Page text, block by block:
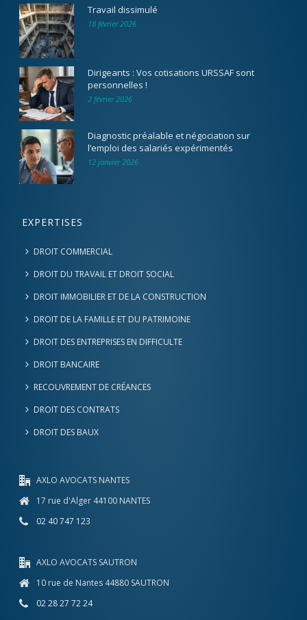
Travail dissimulé
18 février 2026
Dirigeants : Vos cotisations URSSAF sont
personnelles !
2 février 2026
Diagnostic préalable et négociation sur
l’emploi des salariés expérimentés
12 janvier 2026
EXPERTISES
DROIT COMMERCIAL
DROIT DU TRAVAIL ET DROIT SOCIAL
DROIT IMMOBILIER ET DE LA CONSTRUCTION
DROIT DE LA FAMILLE ET DU PATRIMOINE
DROIT DES ENTREPRISES EN DIFFICULTE
DROIT BANCAIRE
RECOUVREMENT DE CRÉANCES
DROIT DES CONTRATS
DROIT DES BAUX
AXLO AVOCATS NANTES
17 rue d'Alger 44100 NANTES
02 40 747 123
AXLO AVOCATS SAUTRON
10 rue de Nantes 44880 SAUTRON
02 28 27 72 24